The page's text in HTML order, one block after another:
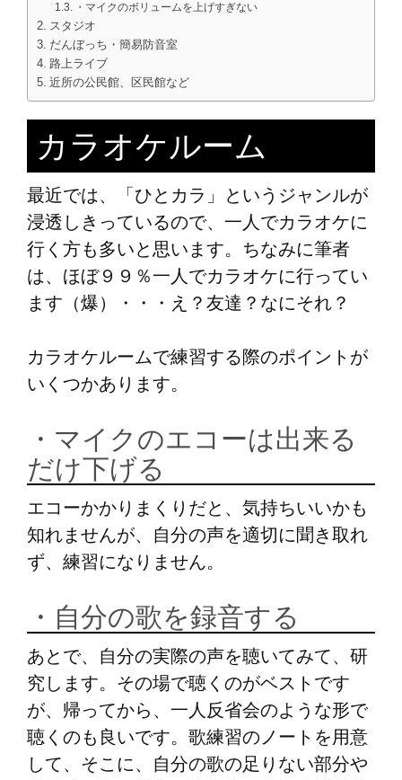
・マイクのボリュームを上げすぎない
スタジオ
だんぼっち・簡易防音室
路上ライブ
近所の公民館、区民館など
カラオケルーム
最近では、「ひとカラ」というジャンルが
浸透しきっているので、一人でカラオケに
行く方も多いと思います。ちなみに筆者
は、ほぼ９９％一人でカラオケに行ってい
ます（爆）・・・え？友達？なにそれ？
カラオケルームで練習する際のポイントが
いくつかあります。
・マイクのエコーは出来る
だけ下げる
エコーかかりまくりだと、気持ちいいかも
知れませんが、自分の声を適切に聞き取れ
ず、練習になりません。
・自分の歌を録音する
あとで、自分の実際の声を聴いてみて、研
究します。その場で聴くのがベストです
が、帰ってから、一人反省会のような形で
聴くのも良いです。歌練習のノートを用意
して、そこに、自分の歌の足りない部分や